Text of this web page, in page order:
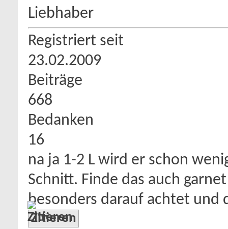
Liebhaber
Registriert seit
23.02.2009
Beiträge
668
Bedanken
16
na ja 1-2 L wird er schon
Schnitt. Finde das auch
besonders darauf achtet und
Zitieren